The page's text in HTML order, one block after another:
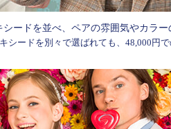
シードを並べ、ペアの雰囲気やカラ
シードを別々で選ばれても、48,000円で